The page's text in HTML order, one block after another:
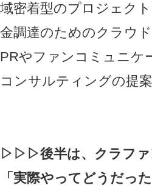
域密着型のプロジェク
金調達のためのクラウ
PRやファンコミュニケ
コンサルティングの提
▷▷▷後半は、クラファ
「実際やってどうだっ